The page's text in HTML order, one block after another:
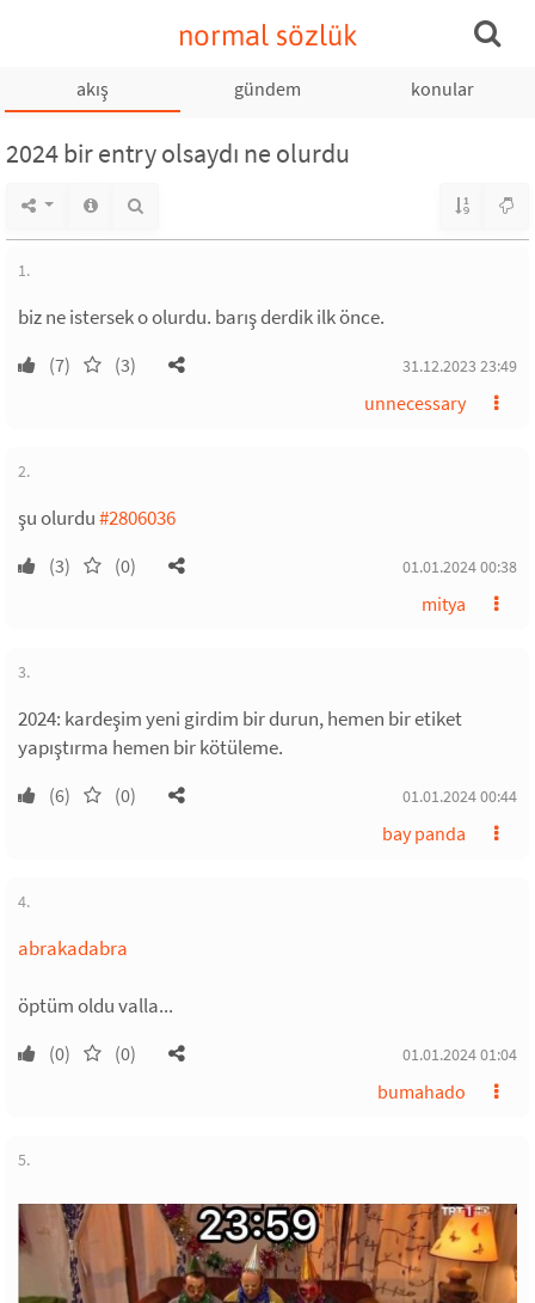
normal sözlük
akış gündem konular
2024 bir entry olsaydı ne olurdu
1.
biz ne istersek o olurdu. barış derdik ilk önce.
(7) (3) 31.12.2023 23:49
unnecessary
2.
şu olurdu#2806036
(3) (0) 01.01.2024 00:38
mitya
3.
2024: kardeşim yeni girdim bir durun, hemen bir etiket
yapıştırma hemen bir kötüleme.
(6) (0) 01.01.2024 00:44
bay panda
4.
abrakadabra
öptüm oldu valla...
(0) (0) 01.01.2024 01:04
bumahado
5.